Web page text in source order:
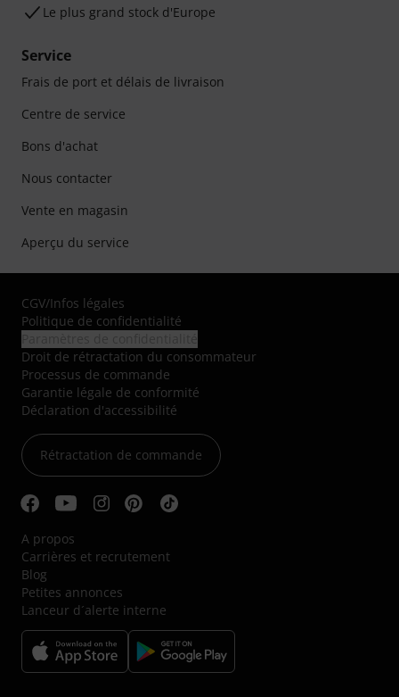
Le plus grand stock d'Europe
Service
Frais de port et délais de livraison
Centre de service
Bons d'achat
Nous contacter
Vente en magasin
Aperçu du service
CGV/Infos légales
Politique de confidentialité
Droit de rétractation du consommateur
Processus de commande
Garantie légale de conformité
Déclaration d'accessibilité
Rétractation de commande
A propos
Carrières et recrutement
Blog
Petites annonces
Lanceur d´alerte interne